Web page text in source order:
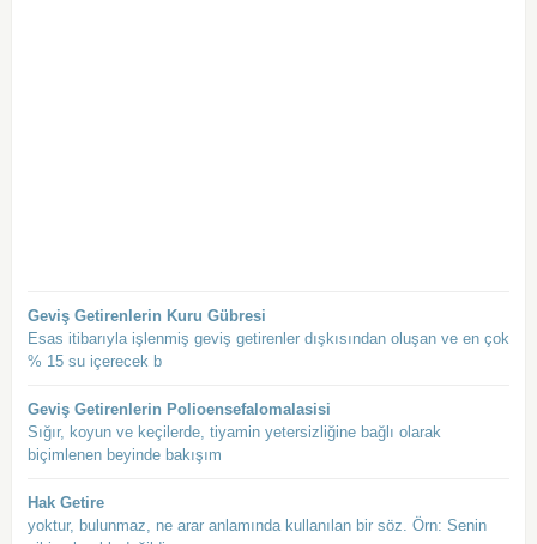
Geviş Getirenlerin Kuru Gübresi
Esas itibarıyla işlenmiş geviş getirenler dışkısından oluşan ve en çok
% 15 su içerecek b
Geviş Getirenlerin Polioensefalomalasisi
Sığır, koyun ve keçilerde, tiyamin yetersizliğine bağlı olarak
biçimlenen beyinde bakışım
Hak Getire
yoktur, bulunmaz, ne arar anlamında kullanılan bir söz. Örn: Senin